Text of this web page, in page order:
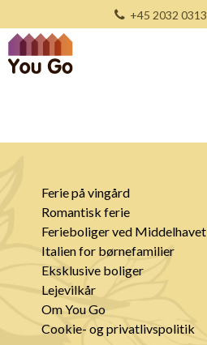
+45 2032 0313
Ferie på vingård
Romantisk ferie
Ferieboliger ved Middelhavet
Italien for børnefamilier
Eksklusive boliger
Lejevilkår
Om You Go
Cookie- og privatlivspolitik